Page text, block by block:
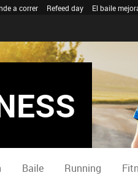
a correr Refeed day El baile
Baile Running